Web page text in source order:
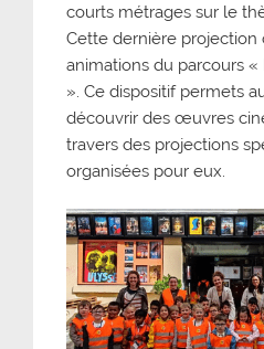
courts métrages sur le
Cette dernière projection
animations du parcours
». Ce dispositif permets
découvrir des œuvres
travers des projections
organisées pour eux.